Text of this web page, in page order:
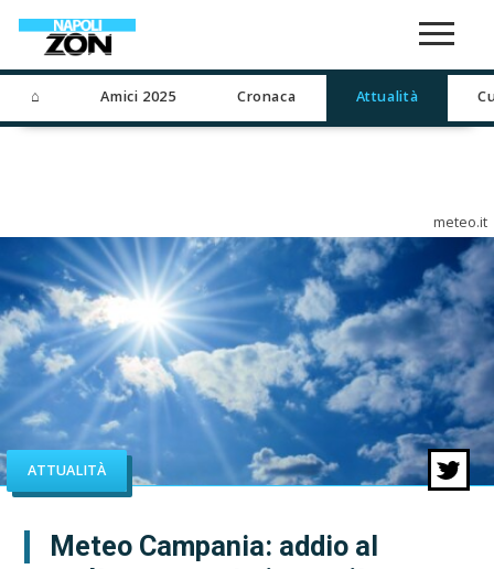
⌂ Amici 2025 Cronaca Attualità
meteo.it
ATTUALITÀ
Meteo Campania: addio al